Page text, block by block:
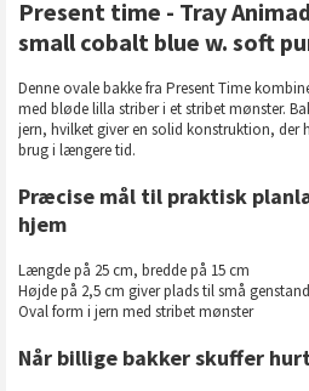
Present time - Tray
small cobalt blue w. soft
Denne ovale bakke fra Present Time
med bløde lilla striber i et stribet mønster.
jern, hvilket giver en solid konstruktion, der
brug i længere tid.
Præcise mål til praktisk
hjem
Længde på 25 cm, bredde på 15 cm
Højde på 2,5 cm giver plads til små
Oval form i jern med stribet mønster
Når billige bakker skuffer